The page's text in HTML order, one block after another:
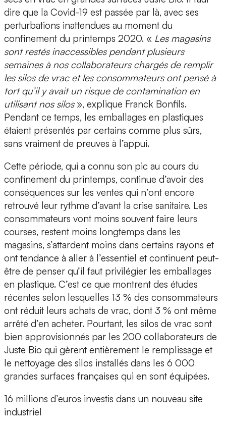
dire que la Covid-19 est passée par là, avec ses
perturbations inattendues au moment du
confinement du printemps 2020. « Les magasins
sont restés inaccessibles pendant plusieurs
semaines à nos collaborateurs chargés de remplir
les silos de vrac et les consommateurs ont pensé à
tort qu’il y avait un risque de contamination en
utilisant nos silos », explique Franck Bonfils.
Pendant ce temps, les emballages en plastiques
étaient présentés par certains comme plus sûrs,
sans vraiment de preuves à l’appui.
Cette période, qui a connu son pic au cours du
confinement du printemps, continue d’avoir des
conséquences sur les ventes qui n’ont encore
retrouvé leur rythme d’avant la crise sanitaire. Les
consommateurs vont moins souvent faire leurs
courses, restent moins longtemps dans les
magasins, s’attardent moins dans certains rayons et
ont tendance à aller à l’essentiel et continuent peut-
être de penser qu’il faut privilégier les emballages
en plastique. C’est ce que montrent des études
récentes selon lesquelles 13 % des consommateurs
ont réduit leurs achats de vrac, dont 3 % ont même
arrêté d’en acheter. Pourtant, les silos de vrac sont
bien approvisionnés par les 200 collaborateurs de
Juste Bio qui gèrent entièrement le remplissage et
le nettoyage des silos installés dans les 6 000
grandes surfaces françaises qui en sont équipées.
16 millions d’euros investis dans un nouveau site
industriel